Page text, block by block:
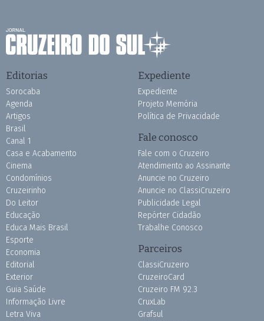
Editorias
Sorocaba
Agenda
Artigos
Brasil
Canal 1
Casa e Acabamento
Cinema
Condomínios
Cruzeirinho
Do Leitor
Educação
Educa Mais Brasil
Esporte
Economia
Editorial
Exterior
Guia Saúde
Informação Livre
Letra Viva
Expediente
Expediente
Projeto Memória
Política de Privacidade
Fale conosco
Fale com o Cruzeiro
Atendimento ao Assinante
Anuncie no Cruzeiro
Anuncie no ClassiCruzeiro
Publicidade Legal
Repórter Cidadão
Trabalhe Conosco
Parceiros
ClassiCruzeiro
CruzeiroCard
Cruzeiro FM 92.3
CruxLab
Grafsul